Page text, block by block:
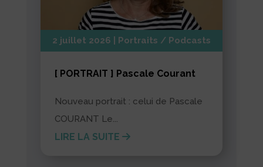
[ PORTRAIT ] Pascale Courant
2 juillet 2026 Portraits / Podcasts
Nouveau portrait : celui de Pascale
COURANT Le...
LIRE LA SUITE